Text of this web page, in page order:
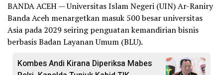
BANDA ACEH — Universitas Islam Negeri (UIN) Ar-Raniry
Banda Aceh menargetkan masuk 500 besar universitas
Asia pada 2029 seiring penguatan kemandirian bisnis
berbasis Badan Layanan Umum (BLU).
Kombes Andi Kirana Diperiksa Mabes